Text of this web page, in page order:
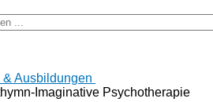
& Ausbildungen
Imaginative Psychotherapie